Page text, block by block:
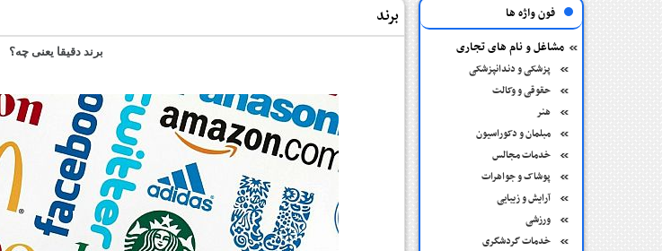
برند
برند دقیقا یعنی چه؟
فون واژه ها
مشاغل و نام های تجاری
پزشکی و دندانپزشکی
حقوقی و وکالت
هنر
مبلمان و دکوراسیون
خدمات مجالس
پوشاک و جواهرات
آرایش و زیبایی
ورزشی
خدمات گردشگری